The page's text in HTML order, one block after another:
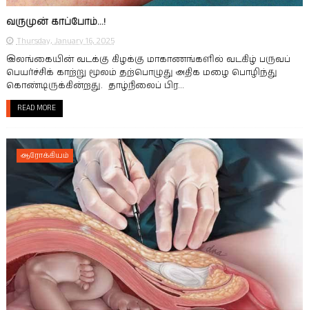
வருமுன் காப்போம்...!
Thursday, January 16, 2025
இலங்கையின் வடக்கு கிழக்கு மாகாணங்களில் வடகிழ் பருவப்
பெயர்ச்சிக் காற்று மூலம் தற்பொழுது அதிக மழை பொழிந்து
கொண்டிருக்கின்றது. தாழ்நிலைப் பிர...
READ MORE
ஆரோக்கியம்